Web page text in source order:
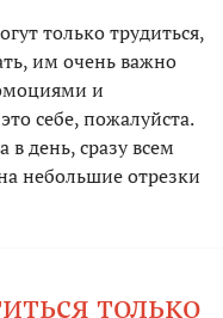
только трудиться,
им очень важно
и
себе, пожалуйста.
в день, сразу всем
небольшие отрезки
только